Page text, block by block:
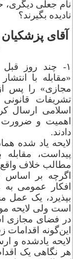
نام جعلی دیگری،
نادیده بگیرند؟
آقای
۱- چند روز
«مقابله با
مجازی» را پس
تشریفات
اسلامی ارسال
اهمیت و ضرورت
دادند.
لایحه یاد شده
پیداست،
مطالب خلاف
اگرچه بر اساس
افکار عمومی
بپذیرد، یک عمل
است ولی لایحه
در فضای مجازی
این‌گونه
لایحه یادشده و
هر نگاهی یک